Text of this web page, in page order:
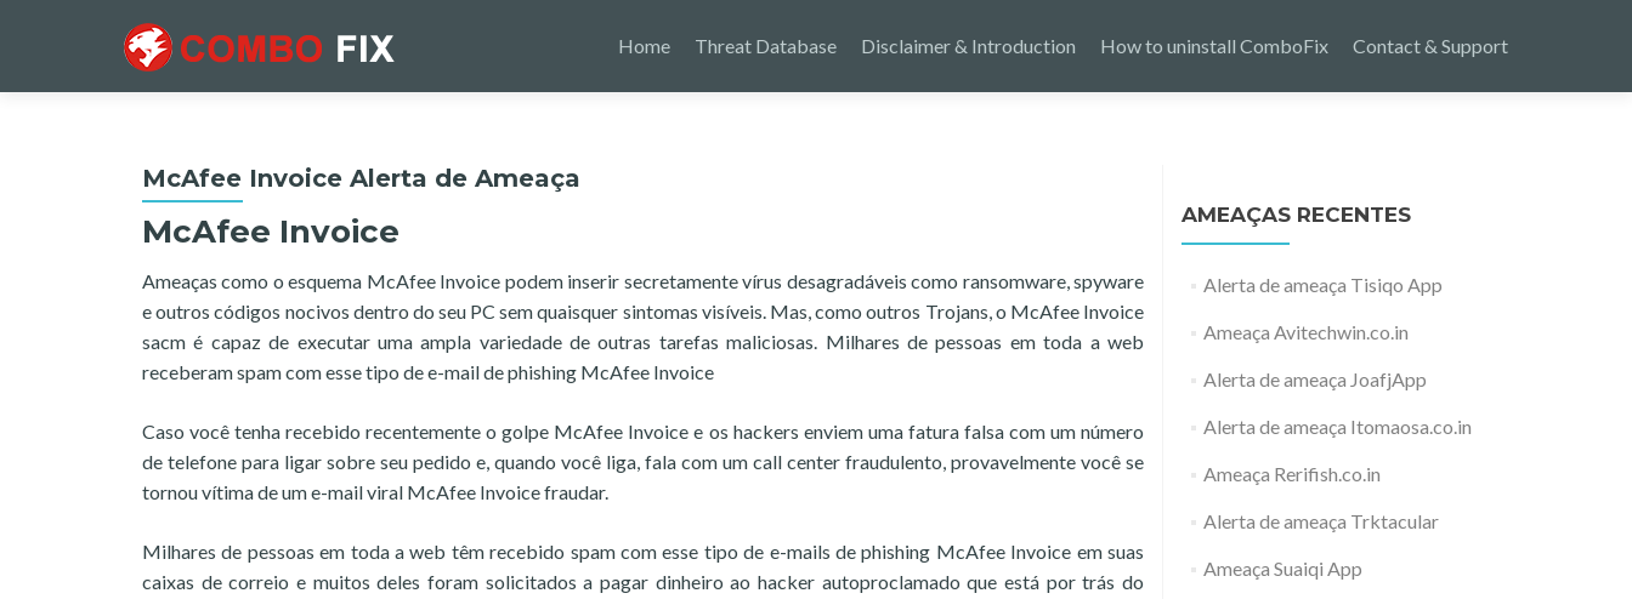
Home Threat Database Disclaimer & Introduction How to uninstall ComboFix Contact & Support
McAfee Invoice Alerta de Ameaça
McAfee Invoice
Ameaças como o esquema McAfee Invoice podem inserir secretamente vírus desagradáveis como ransomware, spyware
e outros códigos nocivos dentro do seu PC sem quaisquer sintomas visíveis. Mas, como outros Trojans, o McAfee Invoice
sacm é capaz de executar uma ampla variedade de outras tarefas maliciosas. Milhares de pessoas em toda a web
receberam spam com esse tipo de e-mail de phishing McAfee Invoice
Caso você tenha recebido recentemente o golpe McAfee Invoice e os hackers enviem uma fatura falsa com um número
de telefone para ligar sobre seu pedido e, quando você liga, fala com um call center fraudulento, provavelmente você se
tornou vítima de um e-mail viral McAfee Invoice fraudar.
Milhares de pessoas em toda a web têm recebido spam com esse tipo de e-mails de phishing McAfee Invoice em suas
caixas de correio e muitos deles foram solicitados a pagar dinheiro ao hacker autoproclamado que está por trás do
AMEAÇAS RECENTES
Alerta de ameaça Tisiqo App
Ameaça Avitechwin.co.in
Alerta de ameaça JoafjApp
Alerta de ameaça Itomaosa.co.in
Ameaça Rerifish.co.in
Alerta de ameaça Trktacular
Ameaça Suaiqi App